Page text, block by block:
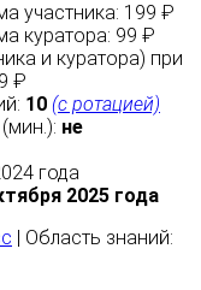
участника: 199 ₽
куратора: 99 ₽
и куратора) при
₽
10 (с ротацией)
не
года
2025 года
| Область знаний: